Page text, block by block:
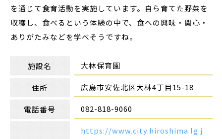
を通じて食育活動を実施しています。自ら育てた野菜を
収穫し、食べるという体験の中で、食への興味・関心・
ありがたみなどを学べそうですね。
施設名 大林保育園
住所 広島市安佐北区大林4丁目15-18
電話番号 082-818-9060
https://www.city.hiroshima.lg.j